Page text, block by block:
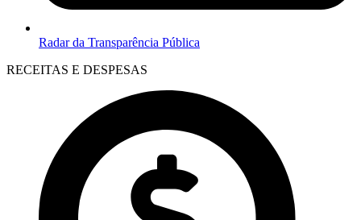
Radar da Transparência Pública
RECEITAS E DESPESAS